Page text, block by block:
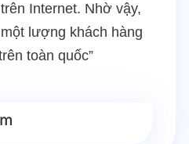
Internet. Nhờ vậy,
lượng khách hàng
toàn quốc”